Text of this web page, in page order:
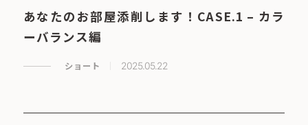
あなたのお部屋添削します！CASE.1 – カラ
ーバランス編
ショート 2025.05.22